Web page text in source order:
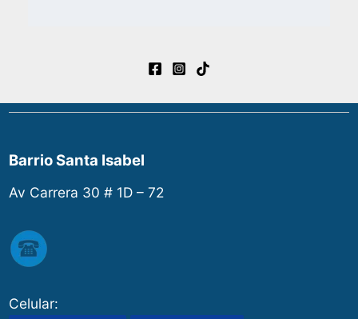
Barrio Santa Isabel
Av Carrera 30 # 1D – 72
Celular: